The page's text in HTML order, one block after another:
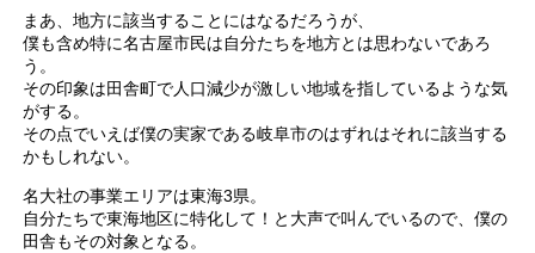
まあ、地方に該当することにはなるだろうが、
僕も含め特に名古屋市民は自分たちを地方とは思わないであろ
う。
その印象は田舎町で人口減少が激しい地域を指しているような気
がする。
その点でいえば僕の実家である岐阜市のはずれはそれに該当する
かもしれない。
名大社の事業エリアは東海3県。
自分たちで東海地区に特化して！と大声で叫んでいるので、僕の
田舎もその対象となる。